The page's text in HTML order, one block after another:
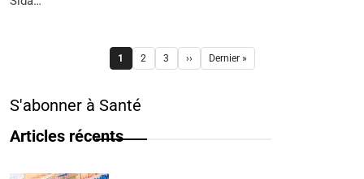
Pagination
Page
1 Page
2 Page
3 Page suivante
›› Dernière page
Dernier »
S'abonner à Santé
Articles récents